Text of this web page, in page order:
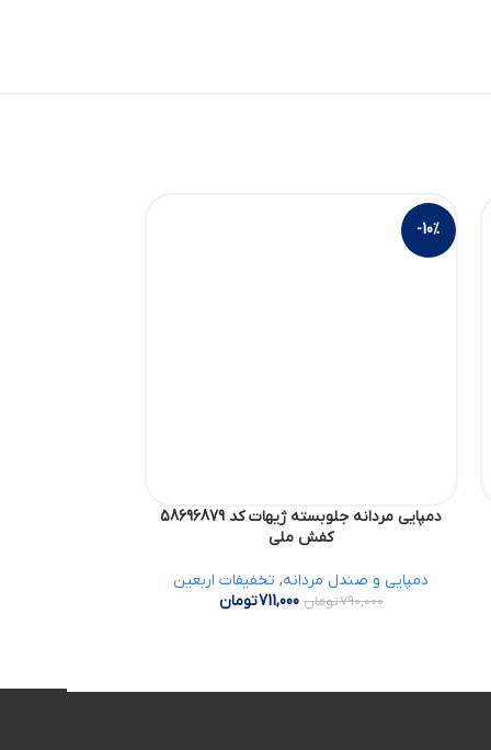
-10%
دمپایی مردانه جلوبسته ژیهات کد 58696879
کفش ملی
دمپایی و صندل مردانه, تخفیفات اربعین
790,000تومان 711,000تومان